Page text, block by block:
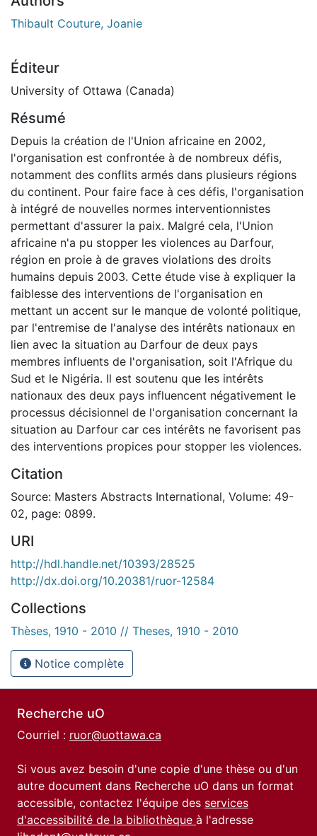
Thibault Couture, Joanie
Éditeur
University of Ottawa (Canada)
Résumé
Depuis la création de l'Union africaine en 2002,
l'organisation est confrontée à de nombreux défis,
notamment des conflits armés dans plusieurs régions
du continent. Pour faire face à ces défis, l'organisation
à intégré de nouvelles normes interventionnistes
permettant d'assurer la paix. Malgré cela, l'Union
africaine n'a pu stopper les violences au Darfour,
région en proie à de graves violations des droits
humains depuis 2003. Cette étude vise à expliquer la
faiblesse des interventions de l'organisation en
mettant un accent sur le manque de volonté politique,
par l'entremise de l'analyse des intérêts nationaux en
lien avec la situation au Darfour de deux pays
membres influents de l'organisation, soit l'Afrique du
Sud et le Nigéria. Il est soutenu que les intérêts
nationaux des deux pays influencent négativement le
processus décisionnel de l'organisation concernant la
situation au Darfour car ces intérêts ne favorisent pas
des interventions propices pour stopper les violences.
Citation
Source: Masters Abstracts International, Volume: 49-
02, page: 0899.
URI
http://hdl.handle.net/10393/28525
http://dx.doi.org/10.20381/ruor-12584
Collections
Thèses, 1910 - 2010 // Theses, 1910 - 2010
Notice complète
Recherche uO
Courriel : ruor@uottawa.ca
Si vous avez besoin d'une copie d'une thèse ou d'un
autre document dans Recherche uO dans un format
accessible, contactez l'équipe des services
d'accessibilité de la bibliothèque à l'adresse